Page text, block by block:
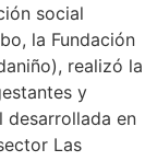
social
la Fundación
realizó la
y
desarrollada en
Las